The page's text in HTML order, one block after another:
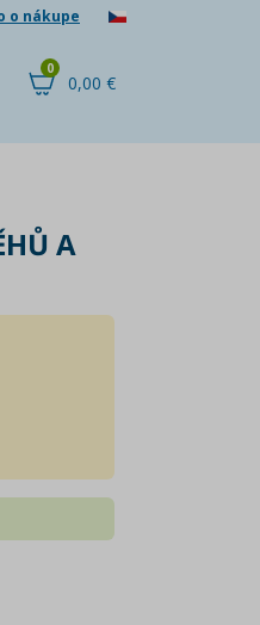
o nákupe
0,00 €
0
A